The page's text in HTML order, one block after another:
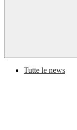
Tutte le news